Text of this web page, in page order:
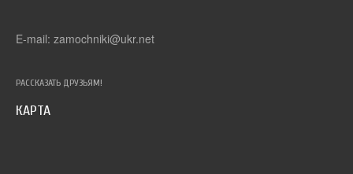
E-mail: zamochniki@ukr.net
РАССКАЗАТЬ ДРУЗЬЯМ!
КАРТА